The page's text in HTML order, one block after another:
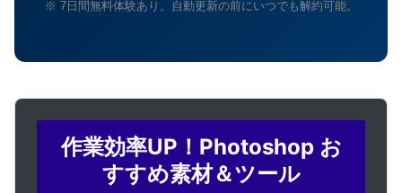
※ 7日間無料体験あり。自動更新の前にいつでも解約可能。
作業効率UP！Photoshop お
すすめ素材＆ツール